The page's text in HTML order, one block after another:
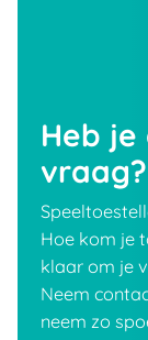
Heb
vraag?
Hoe kom je
klaar om je
Neem
neem zo